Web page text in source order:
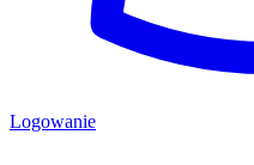
Logowanie